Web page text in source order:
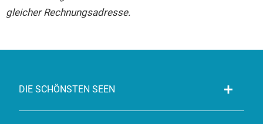
gleicher Rechnungsadresse.
DIE SCHÖNSTEN SEEN